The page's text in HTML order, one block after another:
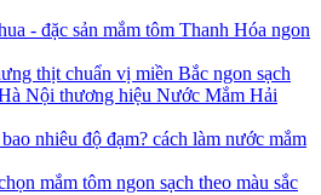
- đặc sản mắm tôm Thanh Hóa ngon
thịt chuẩn vị miền Bắc ngon sạch
Nội thương hiệu Nước Mắm Hải
nhiêu độ đạm? cách làm nước mắm
mắm tôm ngon sạch theo màu sắc